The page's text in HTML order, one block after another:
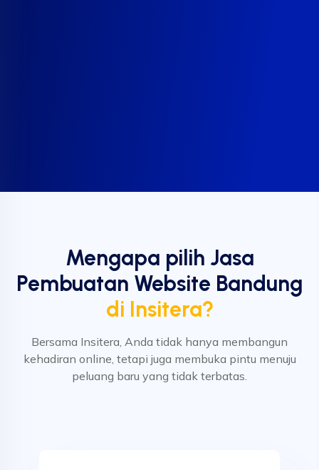
Mengapa pilih Jasa
Pembuatan Website Bandung
di Insitera?
Bersama Insitera, Anda tidak hanya membangun
kehadiran online, tetapi juga membuka pintu menuju
peluang baru yang tidak terbatas.